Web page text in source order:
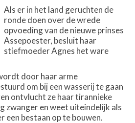
Als er in het land geruchten de
ronde doen over de wrede
opvoeding van de nieuwe prinses
Assepoester, besluit haar
stiefmoeder Agnes het ware
door haar arme
om bij een wasserij te gaan
ontvlucht ze haar tirannieke
zwanger en weet uiteindelijk als
een bestaan op te bouwen.